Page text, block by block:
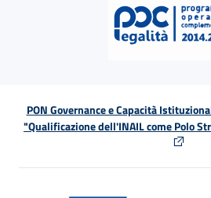
PON Governance e Capacità
"Qualificazione dell'INAIL come Polo